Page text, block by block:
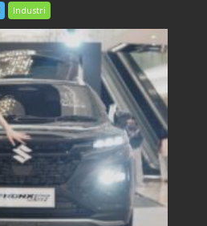
Industri